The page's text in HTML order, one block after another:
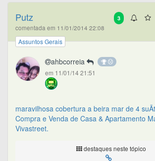
3
Putz
comentada em 11/01/2014 22:08
Assuntos Gerais
ahbcorreia
em 11/01/14 21:51
maravilhosa cobertura a beira mar de 4
Compra e Venda de Casa & Apartamento
Vivastreet.
destaques neste tópico